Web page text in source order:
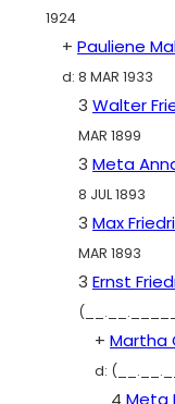
1924
+ Pauliene
d: 8 MAR 1933
3 Walter
MAR 1899
3 Meta
8 JUL 1893
3 Max
MAR 1893
3 Ernst
+ Martha
d:
4 Meta